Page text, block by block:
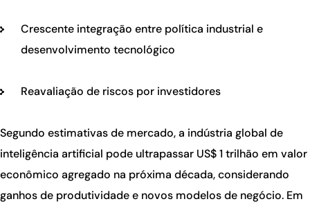
Crescente integração entre política industrial e
desenvolvimento tecnológico
Reavaliação de riscos por investidores
Segundo estimativas de mercado, a indústria global de
inteligência artificial pode ultrapassar US$ 1 trilhão em valor
econômico agregado na próxima década, considerando
ganhos de produtividade e novos modelos de negócio. Em